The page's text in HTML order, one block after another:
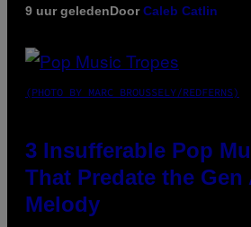
9 uur geledenDoorCaleb Catlin
(PHOTO BY MARC BROUSSELY/REDFERNS)
3 Insufferable Pop
That Predate the Gen
Melody